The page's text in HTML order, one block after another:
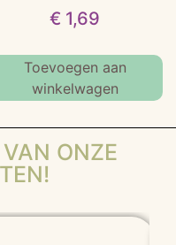
€ 1,69
Toevoegen aan
winkelwagen
ONZE